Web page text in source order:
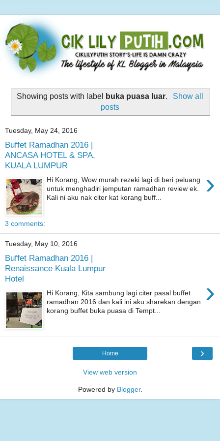
Showing posts with label buka puasa luar.
Show all
posts
Tuesday, May 24, 2016
Buffet Ramadhan 2016 |
ANCASA HOTEL & SPA,
KUALA LUMPUR
›
Hi Korang, Wow murah rezeki lagi di beri peluang
untuk menghadiri jemputan ramadhan review ek.
Kali ni aku nak citer kat korang buff...
3 comments:
Tuesday, May 10, 2016
Buffet Ramadhan 2016 |
Renaissance Kuala Lumpur
Hotel
›
Hi Korang, Kita sambung lagi citer pasal buffet
ramadhan 2016 dan kali ini aku sharekan dengan
korang buffet buka puasa di Tempt...
›
Home
View web version
Powered by Blogger.